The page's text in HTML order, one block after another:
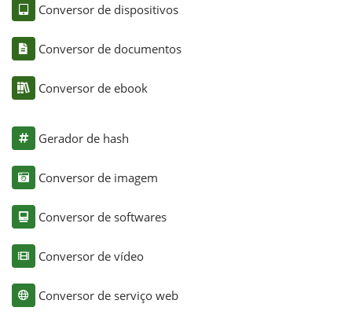
Conversor de dispositivos
Conversor de documentos
Conversor de ebook
Gerador de hash
Conversor de imagem
Conversor de softwares
Conversor de vídeo
Conversor de serviço web